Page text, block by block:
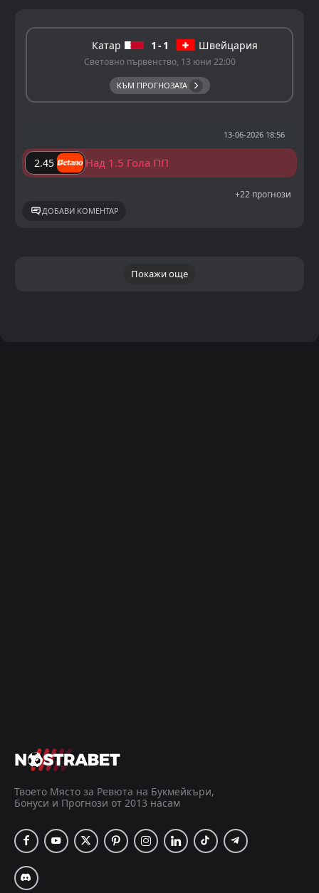
Катар 1 1 Швейцария
Световно първенство, 13 юни 22:00
КЪМ ПРОГНОЗАТА
13-06-2026 18:56
2.45 Над 1.5 Гола ПП
+22 прогнози
ДОБАВИ КОМЕНТАР
Покажи още
Твоето Място за Ревюта на Букмейкъри,
Бонуси и Прогнози от 2013 насам